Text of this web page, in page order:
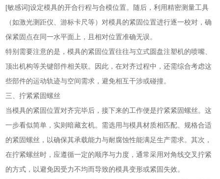
[敏感词]设定模具的开合行程与合模位置。随后，利用精密测量工具
（如激光测距仪、游标卡尺等）对模具的紧固位置进行逐一校对，确
保紧固点在同一水平面上，且相对位置准确无误。
特别需要注意的是，模具的紧固位置往往与立式圆盘注塑机的喷嘴、
顶出机构等关键部件相关联。因此，在对齐过程中，还需综合考虑这
些部件的运动轨迹与空间需求，避免相互干涉或碰撞。
三、拧紧紧固螺丝
当模具的紧固位置对齐完毕后，接下来的工作便是拧紧紧固螺丝。这
一步看似简单，实则暗藏玄机。需选用与模具材质相匹配、规格合适
的紧固螺丝，以确保其承载能力与耐腐蚀性能满足生产需求。其次，
在拧紧螺丝时，应遵循一定的顺序与力度，通常采用对角线交叉拧紧
的方式，以避免因受力不均而导致的模具变形或紧固失效。